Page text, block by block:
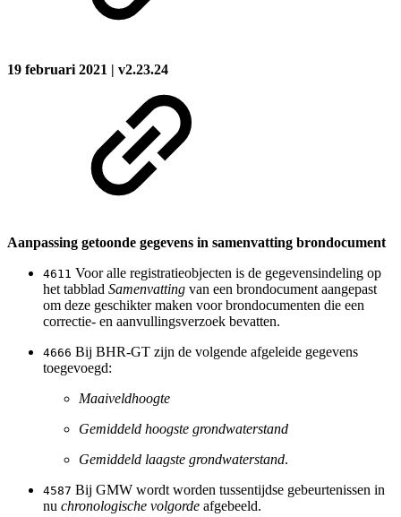
19 februari 2021 | v2.23.24
Aanpassing getoonde gegevens in samenvatting brondocument
4611 Voor alle registratieobjecten is de gegevensindeling op
het tabblad Samenvatting van een brondocument aangepast
om deze geschikter maken voor brondocumenten die een
correctie- en aanvullingsverzoek bevatten.
4666 Bij BHR-GT zijn de volgende afgeleide gegevens
toegevoegd:
Maaiveldhoogte
Gemiddeld hoogste grondwaterstand
Gemiddeld laagste grondwaterstand.
4587 Bij GMW wordt worden tussentijdse gebeurtenissen in
nu chronologische volgorde afgebeeld.